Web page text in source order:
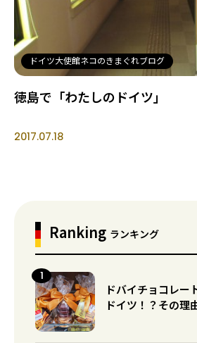
ライター募集
ドイツ大使館ネコのきまぐれブログ
徳島で「わたしのドイツ」
2017.07.18
Ranking ランキング
ドバイチョコレー
ドイツ！？その理